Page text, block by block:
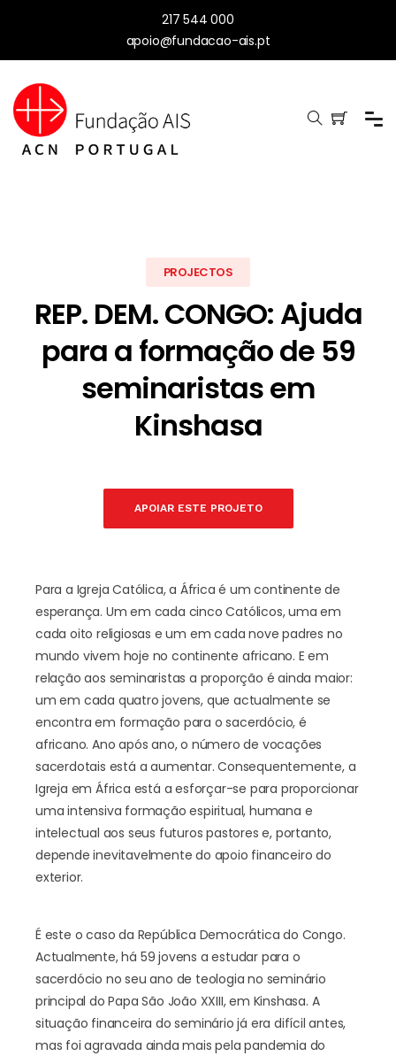
217 544 000
apoio@fundacao-ais.pt
PROJECTOS
REP. DEM. CONGO: Ajuda
para a formação de 59
seminaristas em
Kinshasa
APOIAR ESTE PROJETO
Para a Igreja Católica, a África é um continente de
esperança. Um em cada cinco Católicos, uma em
cada oito religiosas e um em cada nove padres no
mundo vivem hoje no continente africano. E em
relação aos seminaristas a proporção é ainda maior:
um em cada quatro jovens, que actualmente se
encontra em formação para o sacerdócio, é
africano. Ano após ano, o número de vocações
sacerdotais está a aumentar. Consequentemente, a
Igreja em África está a esforçar-se para proporcionar
uma intensiva formação espiritual, humana e
intelectual aos seus futuros pastores e, portanto,
depende inevitavelmente do apoio financeiro do
exterior.
É este o caso da República Democrática do Congo.
Actualmente, há 59 jovens a estudar para o
sacerdócio no seu ano de teologia no seminário
principal do Papa São João XXIII, em Kinshasa. A
situação financeira do seminário já era difícil antes,
mas foi agravada ainda mais pela pandemia do